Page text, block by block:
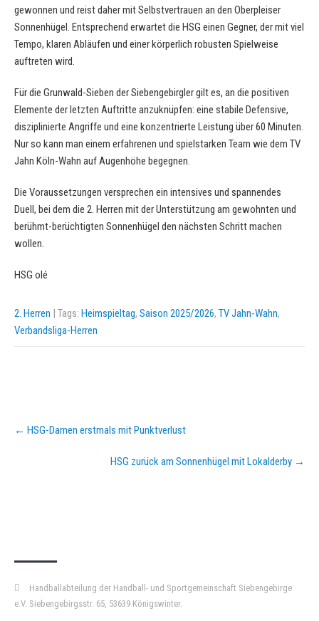
gewonnen und reist daher mit Selbstvertrauen an den Oberpleiser
Sonnenhügel. Entsprechend erwartet die HSG einen Gegner, der mit viel
Tempo, klaren Abläufen und einer körperlich robusten Spielweise
auftreten wird.
Für die Grunwald-Sieben der Siebengebirgler gilt es, an die positiven
Elemente der letzten Auftritte anzuknüpfen: eine stabile Defensive,
disziplinierte Angriffe und eine konzentrierte Leistung über 60 Minuten.
Nur so kann man einem erfahrenen und spielstarken Team wie dem TV
Jahn Köln-Wahn auf Augenhöhe begegnen.
Die Voraussetzungen versprechen ein intensives und spannendes
Duell, bei dem die 2. Herren mit der Unterstützung am gewohnten und
berühmt-berüchtigten Sonnenhügel den nächsten Schritt machen
wollen.
HSG olé
2. Herren | Tags: Heimspieltag, Saison 2025/2026, TV Jahn-Wahn,
Verbandsliga-Herren
Post
navigation
← HSG-Damen erstmals mit Punktverlust
HSG zurück am Sonnenhügel mit Lokalderby →
Handballabteilung der Handball- und Sportgemeinschaft Siebengebirge
e.V. Siebengebirgsstr. 65, 53639 Königswinter.